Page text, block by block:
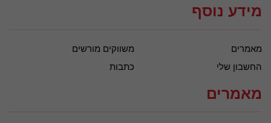
מידע נוסף
מאמרים
משווקים מורשים
החשבון שלי
כתבות
מאמרים